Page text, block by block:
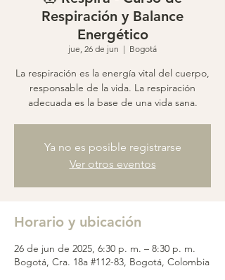
Respiración y Balance
Energético
jue, 26 de jun
  |
Bogotá
La respiración es la energía vital del cuerpo,
responsable de la vida. La respiración
adecuada es la base de una vida sana.
Ya no es posible registrarse
Ver otros eventos
Horario y ubicación
26 de jun de 2025, 6:30 p. m. – 8:30 p. m.
Bogotá, Cra. 18a #112-83, Bogotá, Colombia